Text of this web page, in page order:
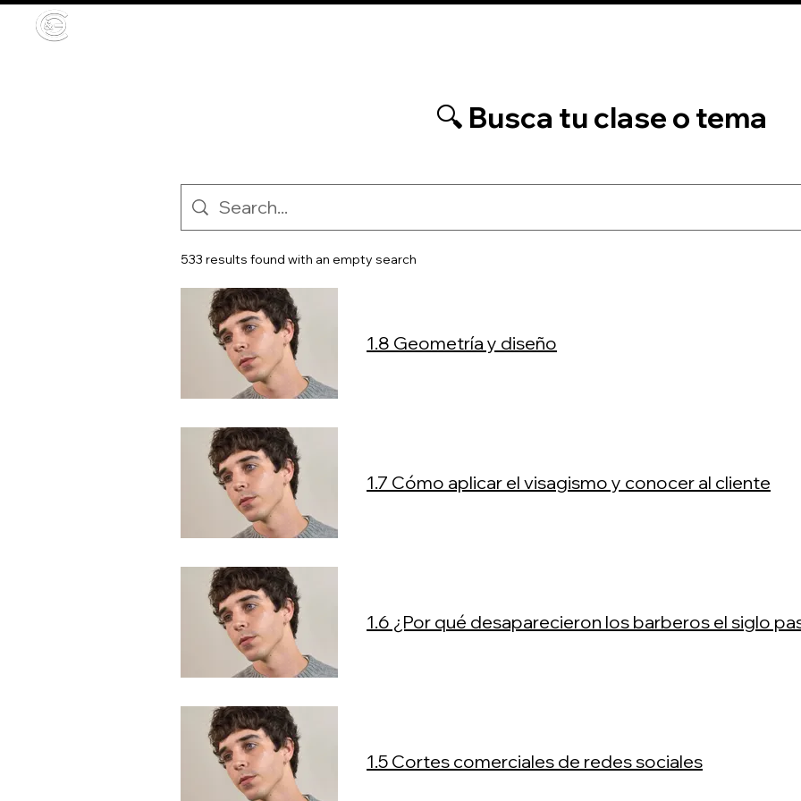
🔍 Busca tu clase o tema
533 results found with an empty search
1.8 Geometría y diseño
1.7 Cómo aplicar el visagismo y conocer al cliente
1.6 ¿Por qué desaparecieron los barberos el siglo
1.5 Cortes comerciales de redes sociales